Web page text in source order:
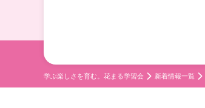
学ぶ楽しさを育む。花まる学習会 新着情報一覧